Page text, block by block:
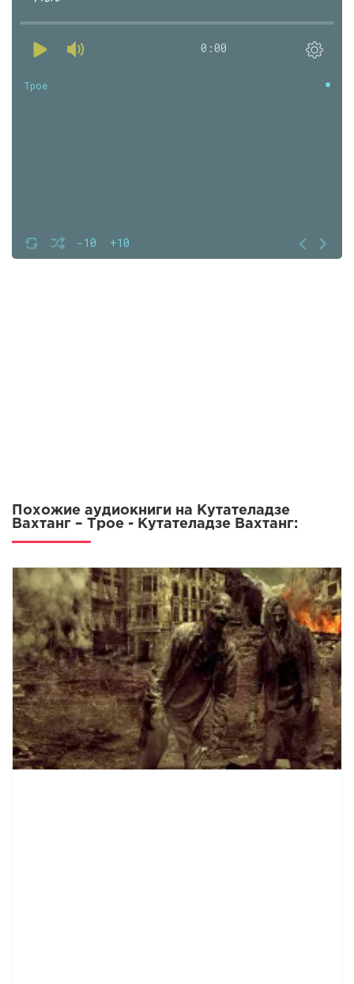
0:00
-10 +10
Трое
Похожие аудиокниги на Кутателадзе
Вахтанг – Трое - Кутателадзе Вахтанг: